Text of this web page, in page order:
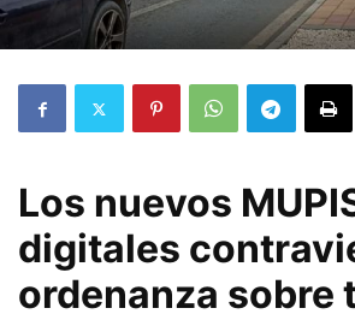
Los nuevos
digitales
ordenanza sobre